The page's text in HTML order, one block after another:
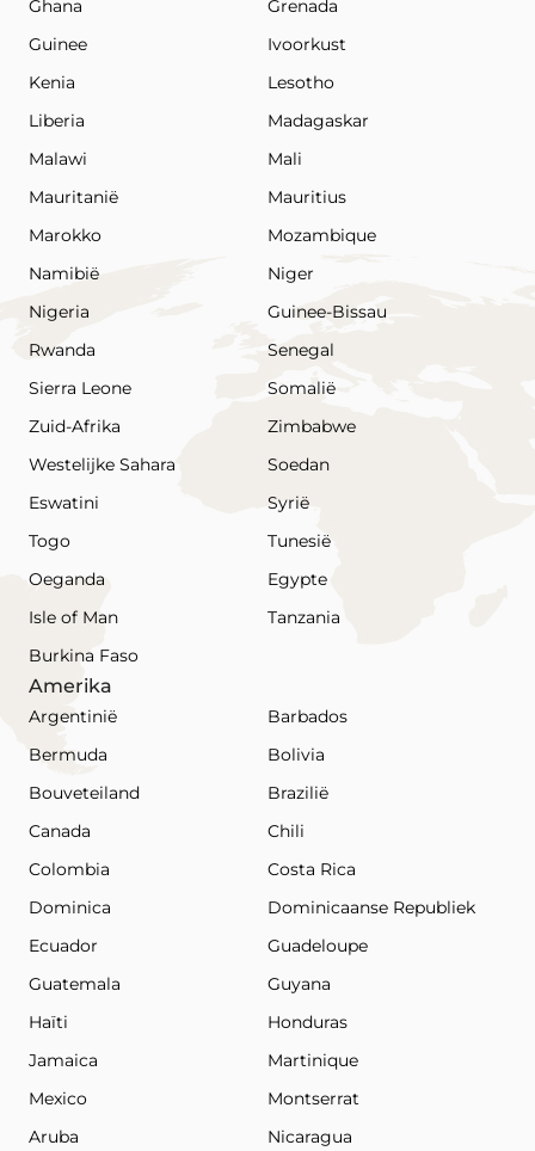
Ghana
Grenada
Guinee
Ivoorkust
Kenia
Lesotho
Liberia
Madagaskar
Malawi
Mali
Mauritanië
Mauritius
Marokko
Mozambique
Namibië
Niger
Nigeria
Guinee-Bissau
Rwanda
Senegal
Sierra Leone
Somalië
Zuid-Afrika
Zimbabwe
Westelijke Sahara
Soedan
Eswatini
Syrië
Togo
Tunesië
Oeganda
Egypte
Isle of Man
Tanzania
Burkina Faso
Amerika
Argentinië
Barbados
Bermuda
Bolivia
Bouveteiland
Brazilië
Canada
Chili
Colombia
Costa Rica
Dominica
Dominicaanse Republiek
Ecuador
Guadeloupe
Guatemala
Guyana
Haïti
Honduras
Jamaica
Martinique
Mexico
Montserrat
Aruba
Nicaragua